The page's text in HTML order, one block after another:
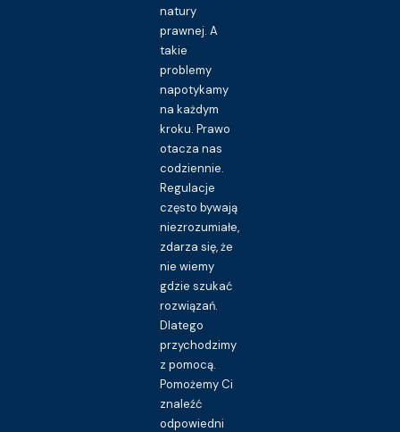
natury
prawnej. A
takie
problemy
napotykamy
na każdym
kroku. Prawo
otacza nas
codziennie.
Regulacje
często bywają
niezrozumiałe,
zdarza się, że
nie wiemy
gdzie szukać
rozwiązań.
Dlatego
przychodzimy
z pomocą.
Pomożemy Ci
znaleźć
odpowiedni